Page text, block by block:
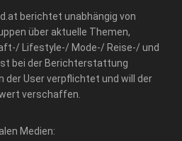
berichtet unabhängig von
über aktuelle Themen,
Lifestyle-/ Mode-/ Reise-/ und
bei der Berichterstattung
der User verpflichtet und will der
verschaffen.
Medien: